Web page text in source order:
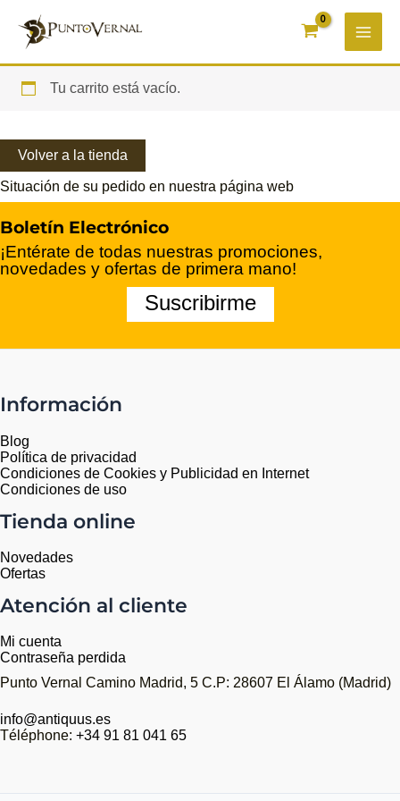
contenido
Tu carrito está vacío.
Volver a la tienda
Situación de su pedido en nuestra página web
Boletín Electrónico
¡Entérate de todas nuestras promociones,
novedades y ofertas de primera mano!
Suscribirme
Información
Blog
Política de privacidad
Condiciones de Cookies y Publicidad en Internet
Condiciones de uso
Tienda online
Novedades
Ofertas
Atención al cliente
Mi cuenta
Contraseña perdida
Punto Vernal Camino Madrid, 5 C.P: 28607 El Álamo (Madrid)
info@antiquus.es
Téléphone: +34 91 81 041 65